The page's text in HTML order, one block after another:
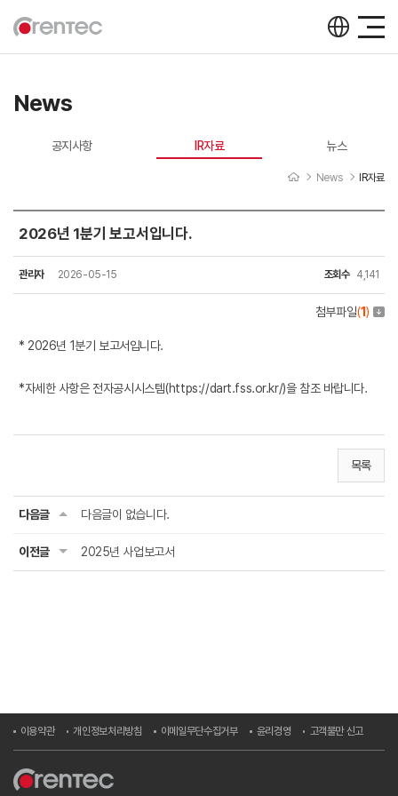
News
공지사항 IR자료 뉴스
News IR자료
IR자료
2026년 1분기 보고서입니다.
관리자 2026-05-15 조회수 4,141
첨부파일(1)
* 2026년 1분기 보고서입니다.
*자세한 사항은 전자공시시스템(https://dart.fss.or.kr/)을 참조 바랍니다.
목록
다음글 다음글이 없습니다.
이전글 2025년 사업보고서
이용약관 개인정보처리방침 이메일무단수집거부 윤리경영 고객불만 신고